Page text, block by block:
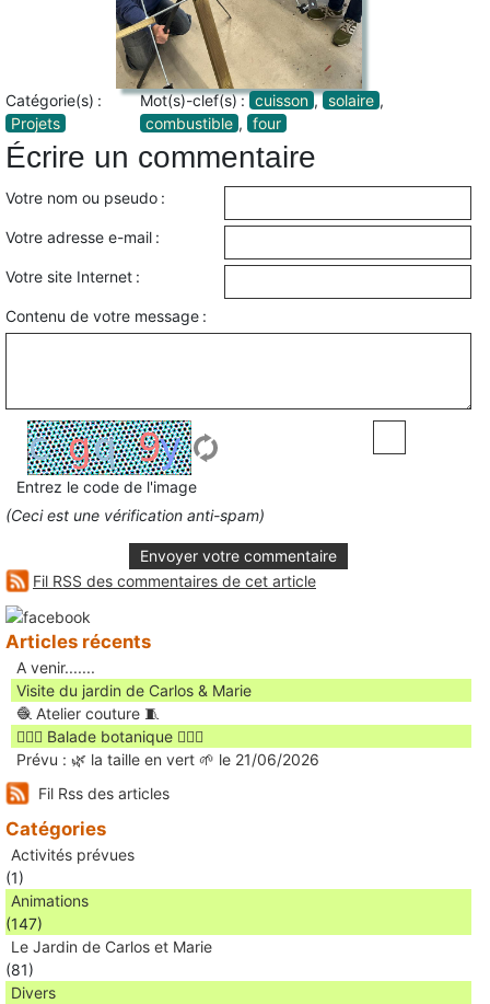
Catégorie(s) :
Projets
Mot(s)-clef(s) : cuisson , solaire ,
combustible , four
Écrire un commentaire
Votre nom ou pseudo :
Votre adresse e-mail :
Votre site Internet :
Contenu de votre message :
Entrez le code de l'image
(Ceci est une vérification anti-spam)
Envoyer votre commentaire
Fil RSS des commentaires de cet article
Articles récents
A venir.......
Visite du jardin de Carlos & Marie
🧶 Atelier couture 🧵
🚶🏻‍♀️ Balade botanique 🚶🏻‍♂️
Prévu : 🌿 la taille en vert 🌱 le 21/06/2026
Fil Rss des articles
Catégories
Activités prévues
(1)
Animations
(147)
Le Jardin de Carlos et Marie
(81)
Divers